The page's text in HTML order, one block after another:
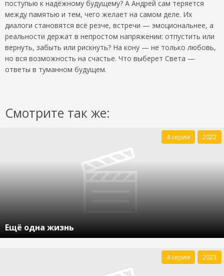
поступью к надёжному будущему? А Андрей сам теряется
между памятью и тем, чего желает на самом деле. Их
диалоги становятся всё резче, встречи — эмоциональнее, а
реальности держат в непростом напряжении: отпустить или
вернуть, забыть или рискнуть? На кону — не только любовь,
но вся возможность на счастье. Что выберет Света —
ответы в туманном будущем.
Смотрите так же:
Ещё одна жизнь
4 серии 2022
4 серии 2023